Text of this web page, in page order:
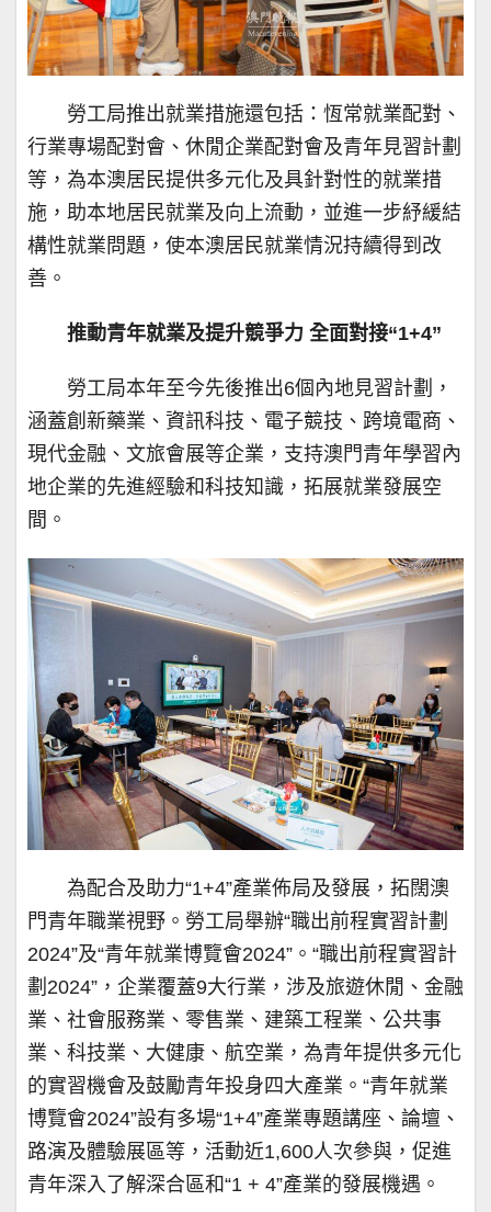
勞工局推出就業措施還包括：恆常就業配對、
行業專場配對會、休閒企業配對會及青年見習計劃
等，為本澳居民提供多元化及具針對性的就業措
施，助本地居民就業及向上流動，並進一步紓緩結
構性就業問題，使本澳居民就業情況持續得到改
善。
推動青年就業及提升競爭力 全面對接“1+4”
勞工局本年至今先後推出6個內地見習計劃，
涵蓋創新藥業、資訊科技、電子競技、跨境電商、
現代金融、文旅會展等企業，支持澳門青年學習內
地企業的先進經驗和科技知識，拓展就業發展空
間。
為配合及助力“1+4”產業佈局及發展，拓闊澳
門青年職業視野。勞工局舉辦“職出前程實習計劃
2024”及“青年就業博覽會2024”。“職出前程實習計
劃2024”，企業覆蓋9大行業，涉及旅遊休閒、金融
業、社會服務業、零售業、建築工程業、公共事
業、科技業、大健康、航空業，為青年提供多元化
的實習機會及鼓勵青年投身四大產業。“青年就業
博覽會2024”設有多場“1+4”產業專題講座、論壇、
路演及體驗展區等，活動近1,600人次參與，促進
青年深入了解深合區和“1 + 4”產業的發展機遇。